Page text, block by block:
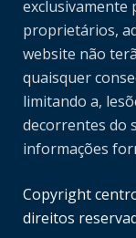
exclusivamente
proprietários,
website não
quaisquer
limitando a,
decorrentes do
informações
Copyright
direitos